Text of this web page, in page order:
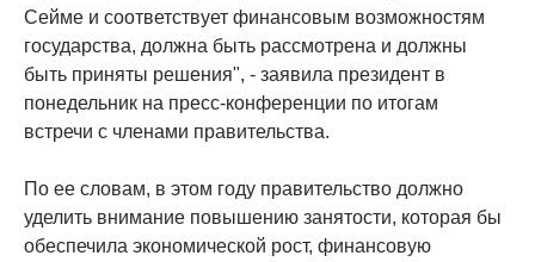
Сейме и соответствует финансовым возможностям
государства, должна быть рассмотрена и должны
быть приняты решения", - заявила президент в
понедельник на пресс-конференции по итогам
встречи с членами правительства.
По ее словам, в этом году правительство должно
уделить внимание повышению занятости, которая бы
обеспечила экономической рост, финансовую